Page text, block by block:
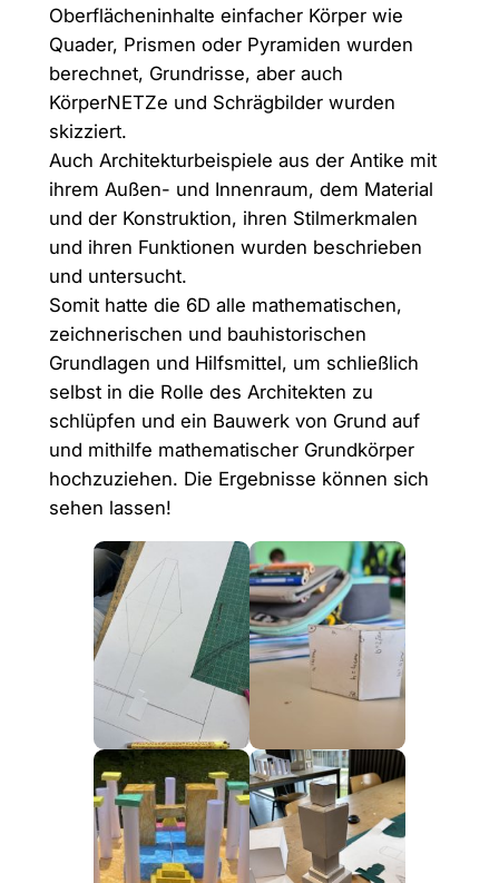
Oberflächeninhalte einfacher Körper wie
Quader, Prismen oder Pyramiden wurden
berechnet, Grundrisse, aber auch
KörperNETZe und Schrägbilder wurden
skizziert.
Auch Architekturbeispiele aus der Antike mit
ihrem Außen- und Innenraum, dem Material
und der Konstruktion, ihren Stilmerkmalen
und ihren Funktionen wurden beschrieben
und untersucht.
Somit hatte die 6D alle mathematischen,
zeichnerischen und bauhistorischen
Grundlagen und Hilfsmittel, um schließlich
selbst in die Rolle des Architekten zu
schlüpfen und ein Bauwerk von Grund auf
und mithilfe mathematischer Grundkörper
hochzuziehen. Die Ergebnisse können sich
sehen lassen!